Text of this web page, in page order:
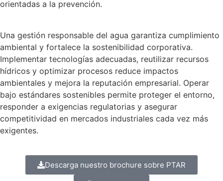
orientadas a la prevención.
Una gestión responsable del agua garantiza cumplimiento
ambiental y fortalece la sostenibilidad corporativa.
Implementar tecnologías adecuadas, reutilizar recursos
hídricos y optimizar procesos reduce impactos
ambientales y mejora la reputación empresarial. Operar
bajo estándares sostenibles permite proteger el entorno,
responder a exigencias regulatorias y asegurar
competitividad en mercados industriales cada vez más
exigentes.
Descarga nuestro brochure sobre PTAR